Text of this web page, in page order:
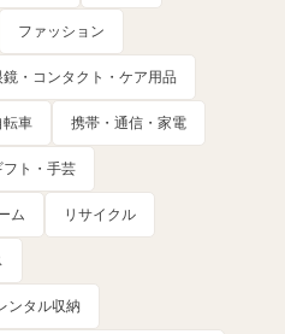
ファッション
鏡・コンタクト・ケア用品
転車 携帯・通信・家電
フト・手芸
ム リサイクル
ンタル収納